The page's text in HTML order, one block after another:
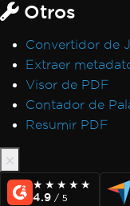
Otros
Convertidor de
Extraer
Visor de PDF
Contador de
Resumir PDF
★★★★★
★★★★★
4.9 / 5